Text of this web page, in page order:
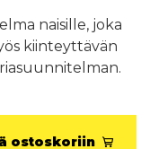
naisille, joka
kiinteyttävän
ostoskoriin